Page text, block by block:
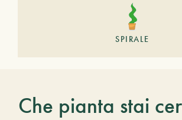
SPIRALE
Che pianta stai